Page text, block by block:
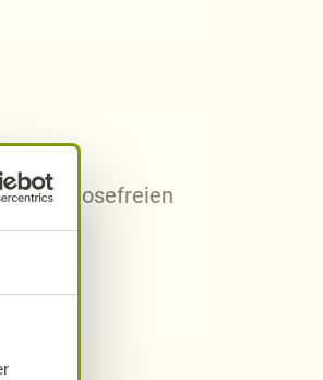
laktosefreien